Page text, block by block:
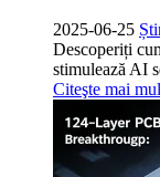
2025-06-25
Descoperiți
stimulează AI
Citeşte mai